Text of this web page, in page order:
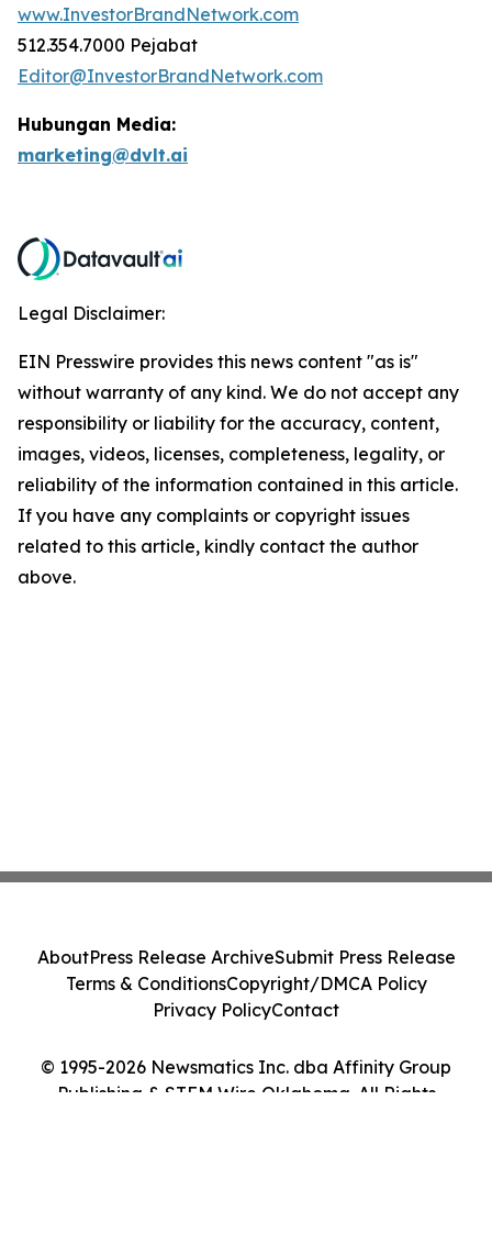
www.InvestorBrandNetwork.com
512.354.7000 Pejabat
Editor@InvestorBrandNetwork.com
Hubungan Media:
marketing@dvlt.ai
Legal Disclaimer:
EIN Presswire provides this news content "as is"
without warranty of any kind. We do not accept any
responsibility or liability for the accuracy, content,
images, videos, licenses, completeness, legality, or
reliability of the information contained in this article.
If you have any complaints or copyright issues
related to this article, kindly contact the author
above.
© 1995-2026 Newsmatics Inc. dba Affinity Group
Publishing & STEM Wire Oklahoma. All Rights
AboutPress Release ArchiveSubmit Press Release
Terms & ConditionsCopyright/DMCA Policy
Privacy PolicyContact